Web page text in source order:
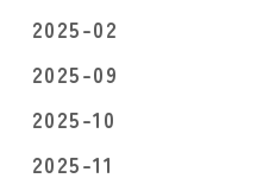
2025-02
2025-09
2025-10
2025-11